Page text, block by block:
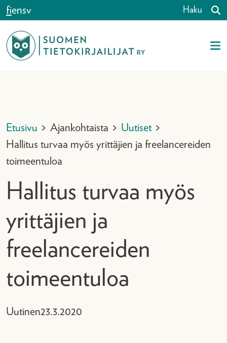
Siirry sisältöön
fiensv Haku
Etusivu > Ajankohtaista > Uutiset >
Hallitus turvaa myös yrittäjien ja freelancereiden
toimeentuloa
Hallitus turvaa myös
yrittäjien ja
freelancereiden
toimeentuloa
Uutinen23.3.2020